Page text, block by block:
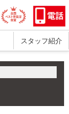
スタッフ紹介